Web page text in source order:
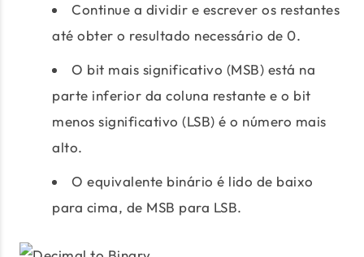
Continue a dividir e escrever os restantes
até obter o resultado necessário de 0.
O bit mais significativo (MSB) está na
parte inferior da coluna restante e o bit
menos significativo (LSB) é o número mais
alto.
O equivalente binário é lido de baixo
para cima, de MSB para LSB.